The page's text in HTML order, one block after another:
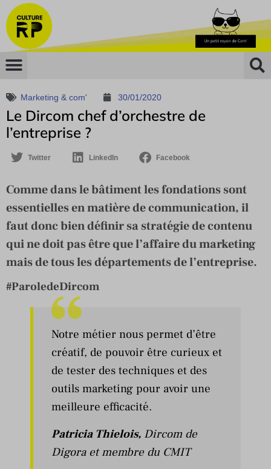
Marketing & com' 30/01/2020
Le Dircom chef d’orchestre de
l’entreprise ?
Twitter LinkedIn Facebook
Comme dans le bâtiment les fondations sont
essentielles en matière de communication, il
faut donc bien définir sa stratégie de contenu
qui ne doit pas être que l’affaire du marketing
mais de tous les départements de l’entreprise.
#ParoledeDircom
Notre métier nous permet d’être
créatif, de pouvoir être curieux et
de tester des techniques et des
outils marketing pour avoir une
meilleure efficacité.
Patricia Thielois, Dircom de
Digoraet membre du CMIT